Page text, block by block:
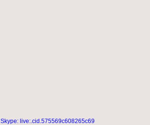
Skype: live:.cid.575569c608265c69